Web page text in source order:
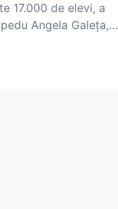
17.000 de elevi, a
Angela Galeța,…